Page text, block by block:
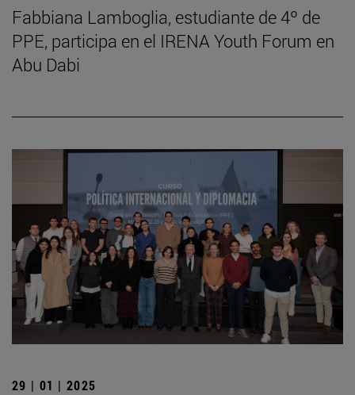
Fabbiana Lamboglia, estudiante de 4º de
PPE, participa en el IRENA Youth Forum en
Abu Dabi
29 | 01 | 2025